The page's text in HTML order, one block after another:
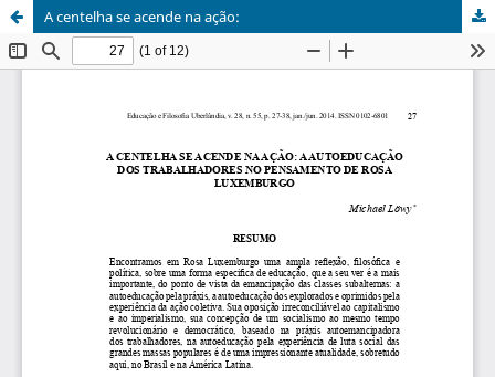
A centelha se acende na ação: